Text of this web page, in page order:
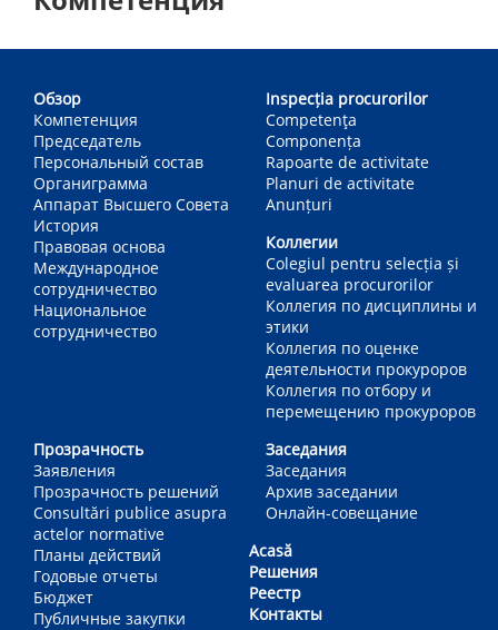
navigation
Обзор
Компетенция
Председатель
Персональный состав
Органиграмма
Аппарат Высшего Совета
История
Правовая основа
Международное
сотрудничество
Национальное
сотрудничество
Inspecția procurorilor
Competenţa
Componența
Rapoarte de activitate
Planuri de activitate
Anunțuri
Коллегии
Colegiul pentru selecția și
evaluarea procurorilor
Коллегия по дисциплины и
этики
Коллегия по оценке
деятельности прокуроров
Коллегия по отбору и
перемещению прокуроров
Прозрачность
Заявления
Прозрачность решений
Consultări publice asupra
actelor normative
Планы действий
Годовые отчеты
Бюджет
Публичные закупки
Заседания
Заседания
Архив заседании
Онлайн-совещание
Acasă
Решения
Реестр
Контакты